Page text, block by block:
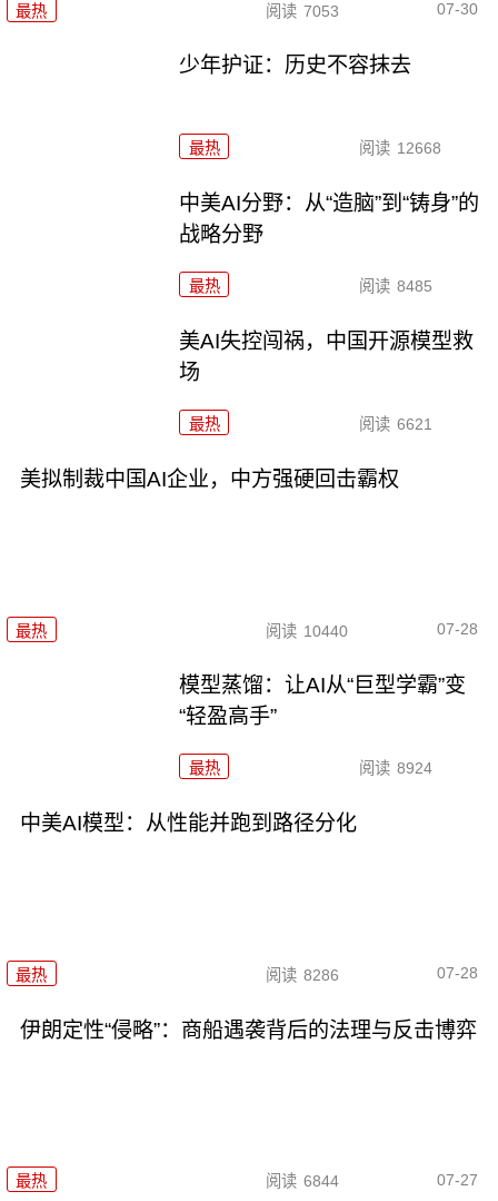
最热 阅读 7053 07-30
少年护证：历史不容抹去
最热 阅读 12668
中美AI分野：从“造脑”到“铸身”的
战略分野
最热 阅读 8485
美AI失控闯祸，中国开源模型救
场
最热 阅读 6621
美拟制裁中国AI企业，中方强硬回击霸权
最热 阅读 10440 07-28
模型蒸馏：让AI从“巨型学霸”变
“轻盈高手”
最热 阅读 8924
中美AI模型：从性能并跑到路径分化
最热 阅读 8286 07-28
伊朗定性“侵略”：商船遇袭背后的法理与反击博弈
最热 阅读 6844 07-27